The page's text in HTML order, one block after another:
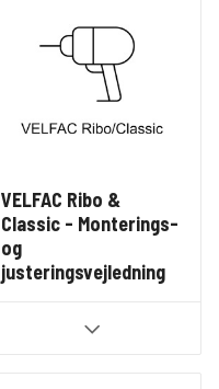
VELFAC Ribo &
Classic - Monterings-
og
justeringsvejledning